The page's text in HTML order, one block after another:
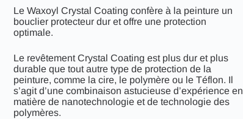
Le Waxoyl Crystal Coating confère à la peinture un
bouclier protecteur dur et offre une protection
optimale.
Le revêtement Crystal Coating est plus dur et plus
durable que tout autre type de protection de la
peinture, comme la cire, le polymère ou le Téflon. Il
s’agit d’une combinaison astucieuse d’expérience en
matière de nanotechnologie et de technologie des
polymères.